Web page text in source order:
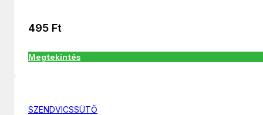
495 Ft
Megtekintés
SZENDVICSSÜTŐ